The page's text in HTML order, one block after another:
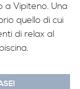
a Vipiteno. Una
quello di cui
di relax al